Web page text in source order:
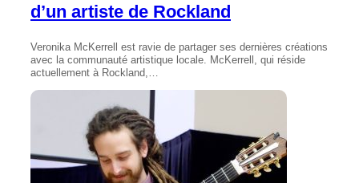
d’un artiste de Rockland
Veronika McKerrell est ravie de partager ses dernières créations
avec la communauté artistique locale. McKerrell, qui réside
actuellement à Rockland,…